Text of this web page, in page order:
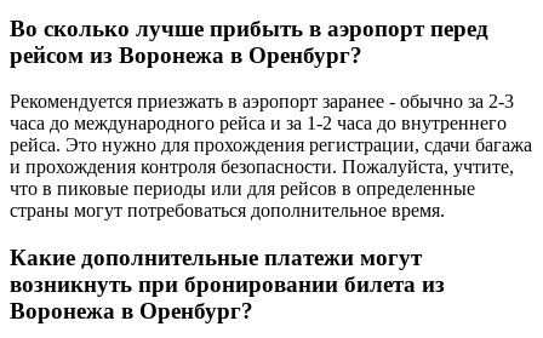
Во сколько лучше прибыть в аэропорт перед
рейсом из Воронежа в Оренбург?
Рекомендуется приезжать в аэропорт заранее - обычно за 2-3
часа до международного рейса и за 1-2 часа до внутреннего
рейса. Это нужно для прохождения регистрации, сдачи багажа
и прохождения контроля безопасности. Пожалуйста, учтите,
что в пиковые периоды или для рейсов в определенные
страны могут потребоваться дополнительное время.
Какие дополнительные платежи могут
возникнуть при бронировании билета из
Воронежа в Оренбург?